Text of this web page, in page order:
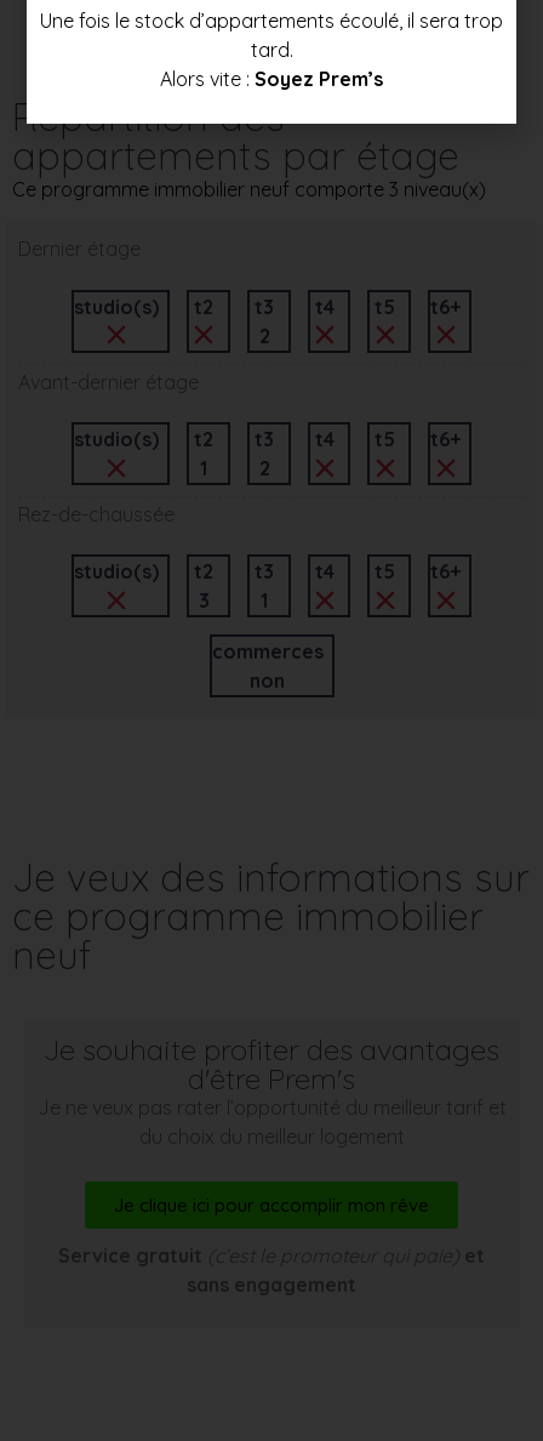
Répartition des
appartements par étage
Ce programme immobilier neuf comporte 3 niveau(x)
Dernier étage
studio(s) t2
t3
2
t4 t5 t6+
Avant-dernier étage
studio(s)
t2
1
t3
2
t4 t5 t6+
Rez-de-chaussée
studio(s)
t2
3
t3
1
t4 t5 t6+
commerces
non
Je veux des informations sur
ce programme immobilier
neuf
Je souhaite profiter des avantages
d'être Prem's
Je ne veux pas rater l’opportunité du meilleur tarif et
du choix du meilleur logement
Je clique ici pour accomplir mon rêve
Service gratuit (c’est le promoteur qui paie) et
sans engagement
Une fois le stock d’appartements écoulé, il sera trop
tard.
Alors vite : Soyez Prem’s